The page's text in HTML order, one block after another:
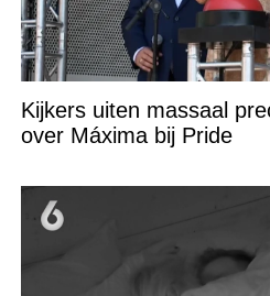
Kijkers uiten massaal
over Máxima bij Pride